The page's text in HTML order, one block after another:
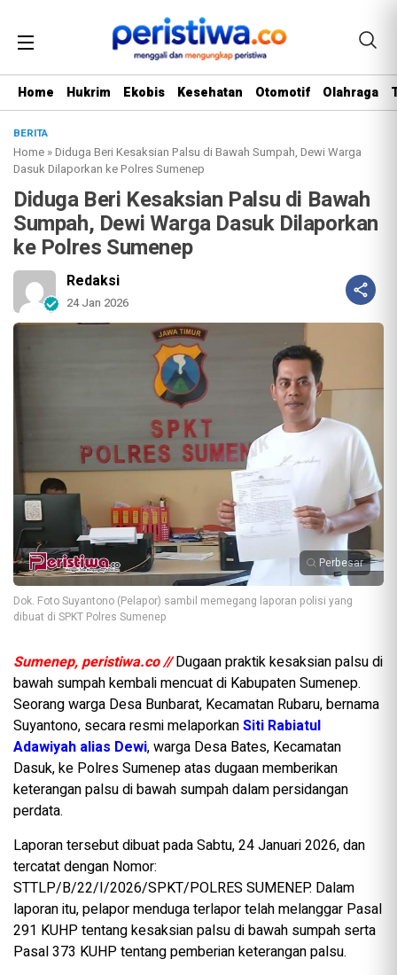
Home Hukrim Ekobis Kesehatan Otomotif Olahraga
BERITA
Home »Diduga Beri Kesaksian Palsu di Bawah Sumpah, Dewi Warga
Dasuk Dilaporkan ke Polres Sumenep
Diduga Beri Kesaksian Palsu di Bawah
Sumpah, Dewi Warga Dasuk Dilaporkan
ke Polres Sumenep
Redaksi
24 Jan 2026
Perbesar
Dok. Foto Suyantono (Pelapor) sambil memegang laporan polisi yang
dibuat di SPKT Polres Sumenep
Sumenep, peristiwa.co // Dugaan praktik kesaksian palsu di
bawah sumpah kembali mencuat di Kabupaten Sumenep.
Seorang warga Desa Bunbarat, Kecamatan Rubaru, bernama
Suyantono, secara resmi melaporkanSiti Rabiatul
Adawiyah alias Dewi, warga Desa Bates, Kecamatan
Dasuk, ke Polres Sumenep atas dugaan memberikan
keterangan palsu di bawah sumpah dalam persidangan
perdata.
Laporan tersebut dibuat pada Sabtu, 24 Januari 2026, dan
tercatat dengan Nomor:
STTLP/B/22/I/2026/SPKT/POLRES SUMENEP. Dalam
laporan itu, pelapor menduga terlapor telah melanggar Pasal
291 KUHP tentang kesaksian palsu di bawah sumpah serta
Pasal 373 KUHP tentang pemberian keterangan palsu.